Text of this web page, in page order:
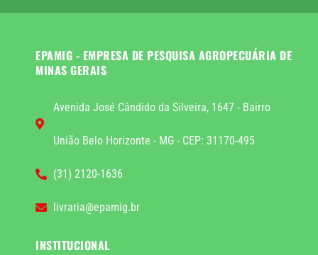
EPAMIG - EMPRESA DE PESQUISA AGROPECUÁRIA DE
MINAS GERAIS
Avenida José Cândido da Silveira, 1647 - Bairro
União Belo Horizonte - MG - CEP: 31170-495
(31) 2120-1636
livraria@epamig.br
INSTITUCIONAL